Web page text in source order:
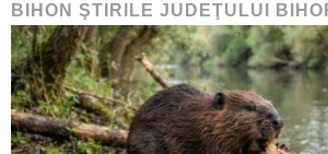
BIHON ŞTIRILE JUDEŢULUI